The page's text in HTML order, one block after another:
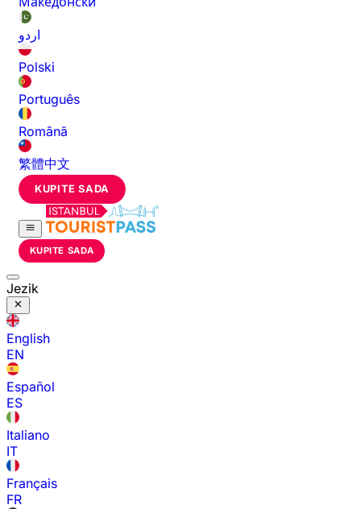
اردو
Polski
Português
Română
繁體中文
KUPITE SADA
KUPITE SADA
Jezik
English
EN
Español
ES
Italiano
IT
Français
FR